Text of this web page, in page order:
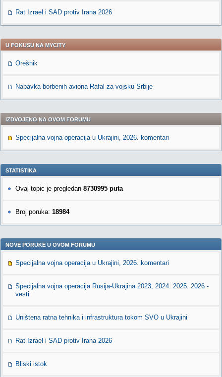
Rat Izrael i SAD protiv Irana 2026
U FOKUSU NA MYCITY
Orešnik
Nabavka borbenih aviona Rafal za vojsku Srbije
IZDVOJENO NA OVOM FORUMU
Specijalna vojna operacija u Ukrajini, 2026. komentari
STATISTIKA
Ovaj topic je pregledan 8730995 puta
Broj poruka: 18984
NOVE PORUKE U OVOM FORUMU
Specijalna vojna operacija u Ukrajini, 2026. komentari
Specijalna vojna operacija Rusija-Ukrajina 2023, 2024. 2025. 2026 -
vesti
Uništena ratna tehnika i infrastruktura tokom SVO u Ukrajini
Rat Izrael i SAD protiv Irana 2026
Bliski istok